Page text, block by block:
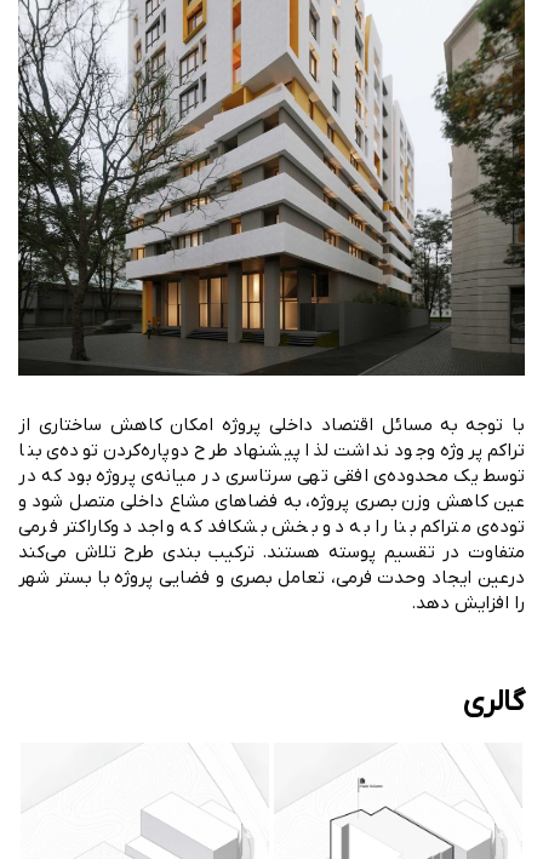
با توجه به مسائل اقتصاد داخلی پروژه امکان کاهش ساختاری از
تراکم پروژه وجود نداشت لذا پیشنهاد طرح دوپاره‌کردن توده‌ی بنا
توسط یک محدوده‌ی افقی تهی سرتاسری در میانه‌ی پروژه بود که در
عین کاهش وزن بصری پروژه، به فضاهای مشاع داخلی متصل شود و
توده‌‌‌ی متراکم بنا را به دو بخش بشکافد که واجد دوکاراکتر فرمی
متفاوت در تقسیم پوسته هستند. ترکیب بندی طرح تلاش می‌کند
درعین ایجاد وحدت فرمی، تعامل بصری و فضایی پروژه با بستر شهر
را افزایش دهد.
گالری